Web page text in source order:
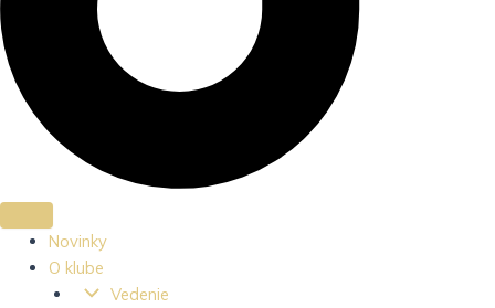
Novinky
O klube
Vedenie